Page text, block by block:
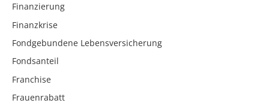
Finanzierung
Finanzkrise
Fondgebundene Lebensversicherung
Fondsanteil
Franchise
Frauenrabatt